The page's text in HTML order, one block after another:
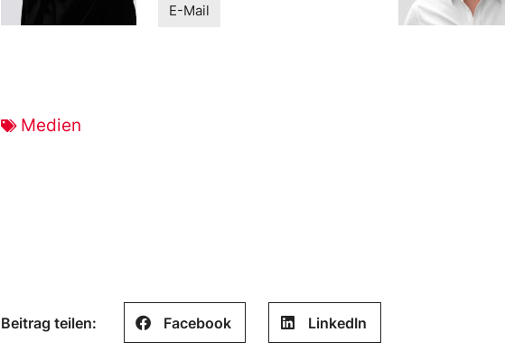
E-Mail
Medien
Beitrag teilen: Facebook LinkedIn